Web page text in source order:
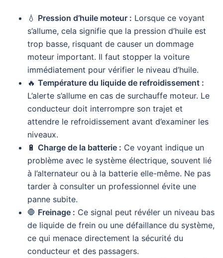
💧 Pression d’huile moteur : Lorsque ce voyant
s’allume, cela signifie que la pression d’huile est
trop basse, risquant de causer un dommage
moteur important. Il faut stopper la voiture
immédiatement pour vérifier le niveau d’huile.
🔥 Température du liquide de refroidissement :
L’alerte s’allume en cas de surchauffe moteur. Le
conducteur doit interrompre son trajet et
attendre le refroidissement avant d’examiner les
niveaux.
🔋 Charge de la batterie : Ce voyant indique un
problème avec le système électrique, souvent lié
à l’alternateur ou à la batterie elle-même. Ne pas
tarder à consulter un professionnel évite une
panne subite.
🛑 Freinage : Ce signal peut révéler un niveau bas
de liquide de frein ou une défaillance du système,
ce qui menace directement la sécurité du
conducteur et des passagers.